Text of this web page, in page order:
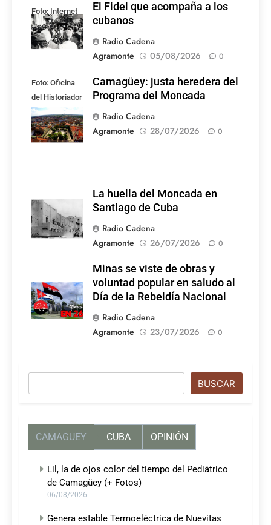
Foto: Internet
El Fidel que acompaña a los
cubanos
Radio Cadena
Agramonte
05/08/2026 0
Foto: Oficina
del Historiador
de la Ciudad de
Camagüey
Camagüey: justa heredera del
Programa del Moncada
Radio Cadena
Agramonte
28/07/2026 0
La huella del Moncada en
Santiago de Cuba
Radio Cadena
Agramonte
26/07/2026 0
Minas se viste de obras y
voluntad popular en saludo al
Día de la Rebeldía Nacional
Radio Cadena
Agramonte
23/07/2026 0
BUSCAR
CAMAGUEY CUBA OPINIÓN
Lil, la de ojos color del tiempo del Pediátrico
de Camagüey (+ Fotos)
06/08/2026
Genera estable Termoeléctrica de Nuevitas